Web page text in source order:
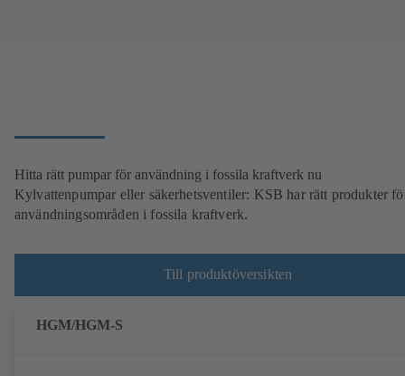
Hitta rätt pumpar för användning i fossila kraftverk nu
Kylvattenpumpar eller säkerhetsventiler: KSB har rätt produkter
användningsområden i fossila kraftverk.
Till produktöversikten
HGM/HGM-S